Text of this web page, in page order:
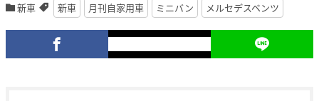
新車 新車 月刊自家用車 ミニバン メルセデスベンツ